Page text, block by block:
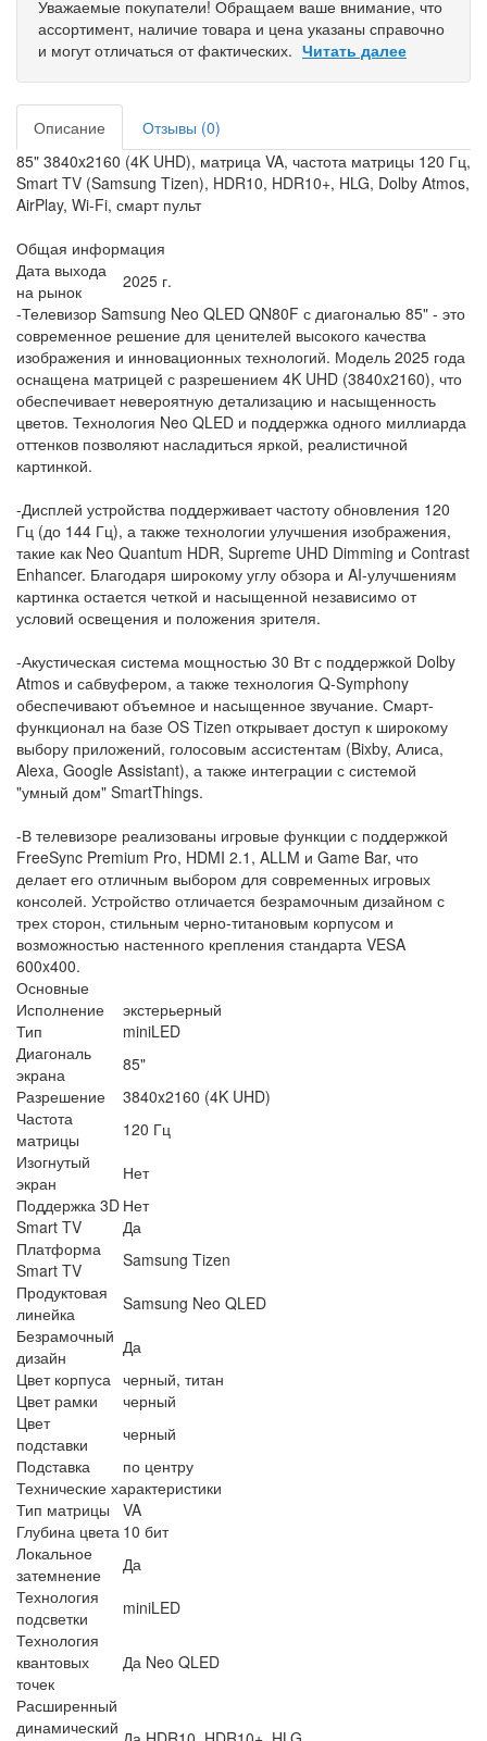
Уважаемые покупатели! Обращаем ваше внимание, что
ассортимент, наличие товара и цена указаны справочно
и могут отличаться от фактических. Читать далее
Описание
Отзывы (0)
85" 3840x2160 (4K UHD), матрица VA, частота матрицы 120 Гц,
Smart TV (Samsung Tizen), HDR10, HDR10+, HLG, Dolby Atmos,
AirPlay, Wi-Fi, смарт пульт
Общая информация
Дата выхода
на рынок
2025 г.
-Телевизор Samsung Neo QLED QN80F с диагональю 85" - это
современное решение для ценителей высокого качества
изображения и инновационных технологий. Модель 2025 года
оснащена матрицей с разрешением 4K UHD (3840x2160), что
обеспечивает невероятную детализацию и насыщенность
цветов. Технология Neo QLED и поддержка одного миллиарда
оттенков позволяют насладиться яркой, реалистичной
картинкой.
-Дисплей устройства поддерживает частоту обновления 120
Гц (до 144 Гц), а также технологии улучшения изображения,
такие как Neo Quantum HDR, Supreme UHD Dimming и Contrast
Enhancer. Благодаря широкому углу обзора и AI-улучшениям
картинка остается четкой и насыщенной независимо от
условий освещения и положения зрителя.
-Акустическая система мощностью 30 Вт с поддержкой Dolby
Atmos и сабвуфером, а также технология Q-Symphony
обеспечивают объемное и насыщенное звучание. Смарт-
функционал на базе OS Tizen открывает доступ к широкому
выбору приложений, голосовым ассистентам (Bixby, Алиса,
Alexa, Google Assistant), а также интеграции с системой
"умный дом" SmartThings.
-В телевизоре реализованы игровые функции с поддержкой
FreeSync Premium Pro, HDMI 2.1, ALLM и Game Bar, что
делает его отличным выбором для современных игровых
консолей. Устройство отличается безрамочным дизайном с
трех сторон, стильным черно-титановым корпусом и
возможностью настенного крепления стандарта VESA
600x400.
Основные
Исполнение
экстерьерный
Тип
miniLED
Диагональ
экрана
85"
Разрешение
3840x2160 (4K UHD)
Частота
матрицы
120 Гц
Изогнутый
экран
Нет
Поддержка 3D Нет
Smart TV
Да
Платформа
Smart TV
Samsung Tizen
Продуктовая
линейка
Samsung Neo QLED
Безрамочный
дизайн
Да
Цвет корпуса черный, титан
Цвет рамки
черный
Цвет
подставки
черный
Подставка
по центру
Технические характеристики
Тип матрицы
VA
Глубина цвета 10 бит
Локальное
затемнение
Да
Технология
подсветки
miniLED
Технология
квантовых
точек
Да Neo QLED
Расширенный
динамический